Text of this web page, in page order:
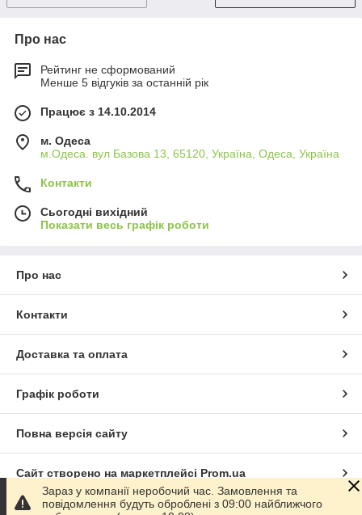
Про нас
Рейтинг не сформований
Менше 5 відгуків за останній рік
Працює з 14.10.2014
м. Одеса
м.Одеса. вул Базова 13, 65120, Україна, Одеса, Україна
Контакти
Сьогодні вихідний
Показати весь графік роботи
Про нас
Контакти
Доставка та оплата
Графік роботи
Повна версія сайту
Сайт створено на маркетплейсі Prom.ua
Зараз у компанії неробочий час. Замовлення та
повідомлення будуть оброблені з 09:00 найближчого